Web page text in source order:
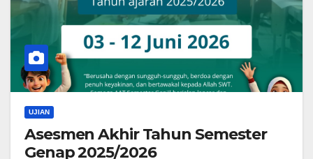
UJIAN
Asesmen Akhir Tahun Semester
Genap 2025/2026